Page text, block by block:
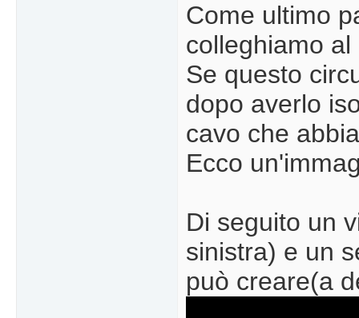
Come ultimo
colleghiamo
Se questo
dopo averlo
cavo che
Ecco
Di seguito un
sinistra) e un
può creare(a